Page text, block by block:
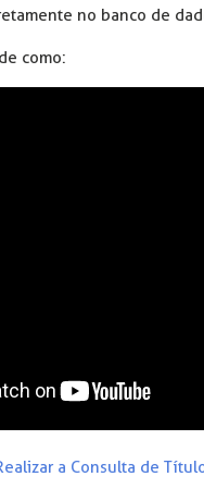
no banco de
como:
a Consulta de